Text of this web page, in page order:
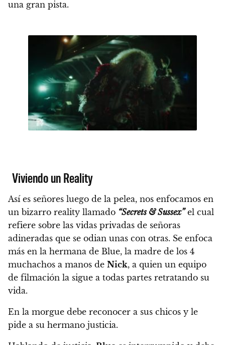
una gran pista.
Viviendo un Reality
Así es señores luego de la pelea, nos enfocamos en
un bizarro reality llamado “Secrets & Sussex”el cual
refiere sobre las vidas privadas de señoras
adineradas que se odian unas con otras. Se enfoca
más en la hermana de Blue, la madre de los 4
muchachos a manos de Nick, a quien un equipo
de filmación la sigue a todas partes retratando su
vida.
En la morgue debe reconocer a sus chicos y le
pide a su hermano justicia.